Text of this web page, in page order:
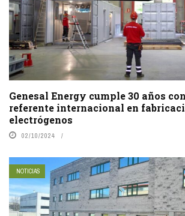
Genesal Energy cumple 30 años
referente internacional en
electrógenos
02/10/2024
NOTICIAS